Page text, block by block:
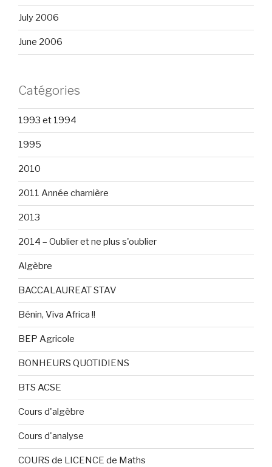
July 2006
June 2006
Catégories
1993 et 1994
1995
2010
2011 Année charnière
2013
2014 – Oublier et ne plus s'oublier
Algèbre
BACCALAUREAT STAV
Bénin, Viva Africa !!
BEP Agricole
BONHEURS QUOTIDIENS
BTS ACSE
Cours d'algèbre
Cours d'analyse
COURS de LICENCE de Maths